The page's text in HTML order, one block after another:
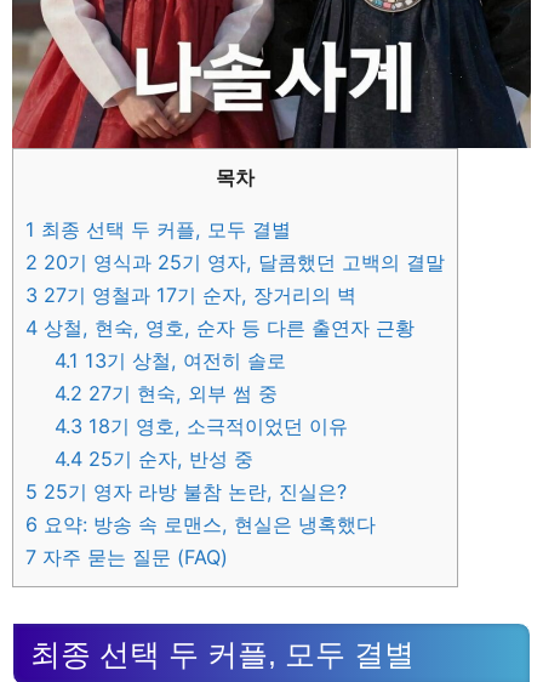
목차
1 최종 선택 두 커플, 모두 결별
2 20기 영식과 25기 영자, 달콤했던 고백의 결말
3 27기 영철과 17기 순자, 장거리의 벽
4 상철, 현숙, 영호, 순자 등 다른 출연자 근황
4.1 13기 상철, 여전히 솔로
4.2 27기 현숙, 외부 썸 중
4.3 18기 영호, 소극적이었던 이유
4.4 25기 순자, 반성 중
5 25기 영자 라방 불참 논란, 진실은?
6 요약: 방송 속 로맨스, 현실은 냉혹했다
7 자주 묻는 질문 (FAQ)
최종 선택 두 커플, 모두 결별